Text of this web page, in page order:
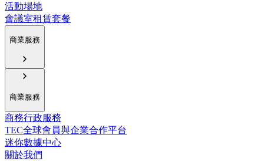
活動場地
會議室租賃套餐
商業服務
商業服務
商務行政服務
TEC全球會員與企業合作平台
迷你數據中心
關於我們